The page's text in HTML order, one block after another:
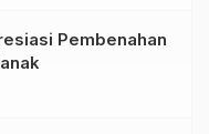
Pembenahan